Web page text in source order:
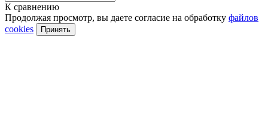
К сравнению
Продолжая просмотр, вы даете согласие на обработку файлов
cookies
Принять